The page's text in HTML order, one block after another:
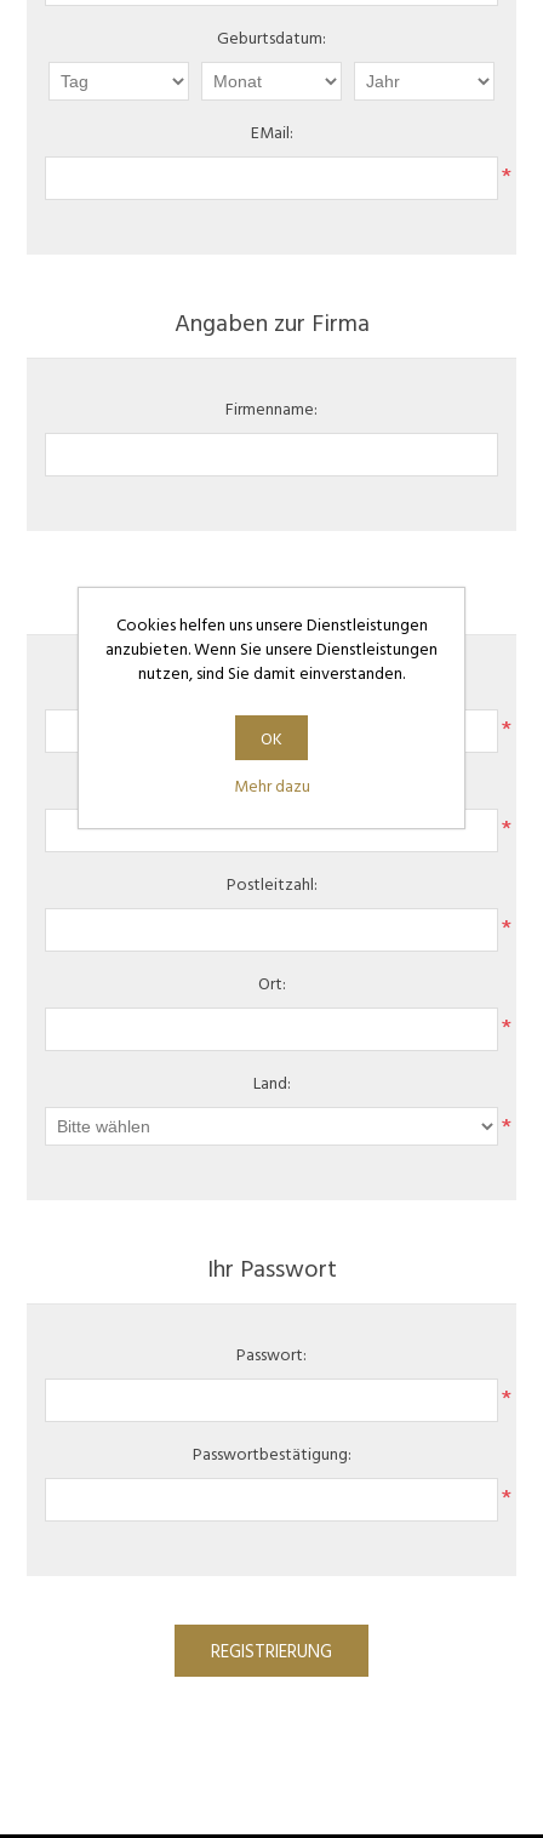
Geburtsdatum:
EMail:
*
Angaben zur Firma
Firmenname:
Adresse
Strasse:
*
Hausnummer:
*
Postleitzahl:
*
Ort:
*
Land:
*
Ihr Passwort
Passwort:
*
Passwortbestätigung:
*
Cookies helfen uns unsere Dienstleistungen
anzubieten. Wenn Sie unsere Dienstleistungen
nutzen, sind Sie damit einverstanden.
OK
Mehr dazu